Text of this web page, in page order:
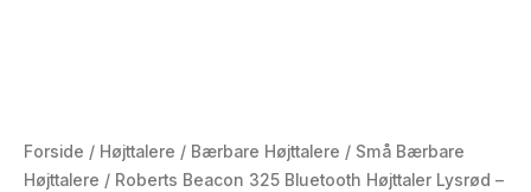
Forside / Højttalere / Bærbare Højttalere / Små Bærbare
Højttalere / Roberts Beacon 325 Bluetooth Højttaler Lysrød –